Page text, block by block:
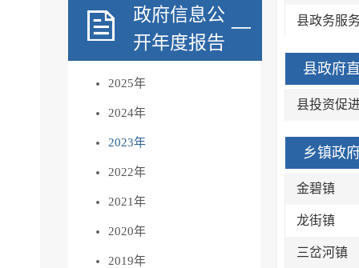
政府信息公
开年度报告
2025年
2024年
2023年
2022年
2021年
2020年
2019年
县政务服
县政府
县投资促
乡镇政
金碧镇
龙街镇
三岔河镇